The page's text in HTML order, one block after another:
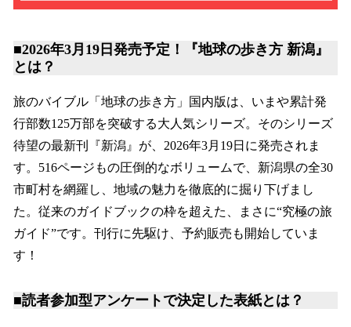
■2026年3月19日発売予定！『地球の歩き方 新潟』
とは？
旅のバイブル「地球の歩き方」国内版は、いまや累計発
行部数125万部を突破する大人気シリーズ。そのシリーズ
待望の最新刊『新潟』が、2026年3月19日に発売されま
す。516ページもの圧倒的なボリュームで、新潟県の全30
市町村を網羅し、地域の魅力を徹底的に掘り下げまし
た。従来のガイドブックの枠を超えた、まさに“究極の旅
ガイド”です。刊行に先駆け、予約販売も開始していま
す！
■読者参加型アンケートで決定した表紙とは？